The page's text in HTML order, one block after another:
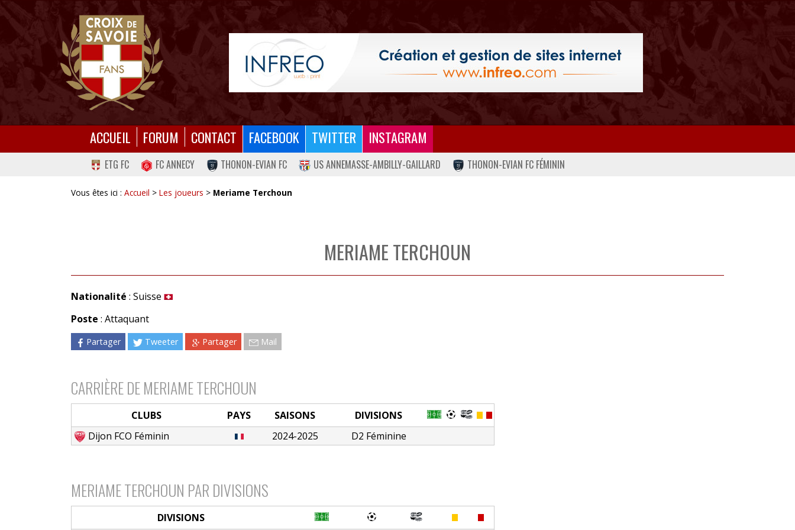
ACCUEIL FORUM CONTACT FACEBOOK TWITTER INSTAGRAM
ETG FC FC ANNECY THONON-EVIAN FC US ANNEMASSE-AMBILLY-GAILLARD THONON-EVIAN FC FÉMININ
Vous êtes ici : Accueil > Les joueurs > Meriame Terchoun
MERIAME TERCHOUN
Nationalité : Suisse
Poste : Attaquant
Partager Tweeter Partager Mail
CARRIÈRE DE MERIAME TERCHOUN
CLUBS PAYS SAISONS
DIVISIONS
Dijon FCO Féminin
2024-2025 D2 Féminine
MERIAME TERCHOUN PAR DIVISIONS
DIVISIONS